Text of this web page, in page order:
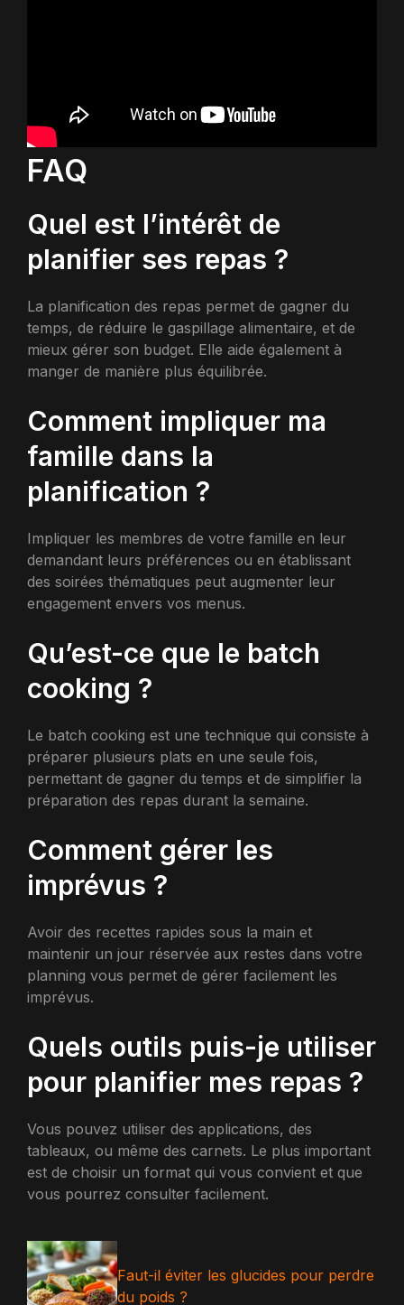
FAQ
Quel est l’intérêt de
planifier ses repas ?
La planification des repas permet de gagner du
temps, de réduire le gaspillage alimentaire, et de
mieux gérer son budget. Elle aide également à
manger de manière plus équilibrée.
Comment impliquer ma
famille dans la
planification ?
Impliquer les membres de votre famille en leur
demandant leurs préférences ou en établissant
des soirées thématiques peut augmenter leur
engagement envers vos menus.
Qu’est-ce que le batch
cooking ?
Le batch cooking est une technique qui consiste à
préparer plusieurs plats en une seule fois,
permettant de gagner du temps et de simplifier la
préparation des repas durant la semaine.
Comment gérer les
imprévus ?
Avoir des recettes rapides sous la main et
maintenir un jour réservée aux restes dans votre
planning vous permet de gérer facilement les
imprévus.
Quels outils puis-je utiliser
pour planifier mes repas ?
Vous pouvez utiliser des applications, des
tableaux, ou même des carnets. Le plus important
est de choisir un format qui vous convient et que
vous pourrez consulter facilement.
Faut-il éviter les glucides pour perdre
du poids ?